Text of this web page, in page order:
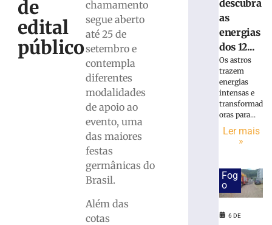
de
edital
público
chamamento
segue aberto
até 25 de
setembro e
contempla
diferentes
modalidades
de apoio ao
evento, uma
das maiores
festas
germânicas do
Brasil.
Além das
cotas
mais
BRUSQUE:
Estão
abertas
inscrições
para
setembro
descubra
as
energias
dos 12...
Os astros
trazem
energias
intensas e
transformad
oras para...
Ler mais
»
Fog
o
6 DE